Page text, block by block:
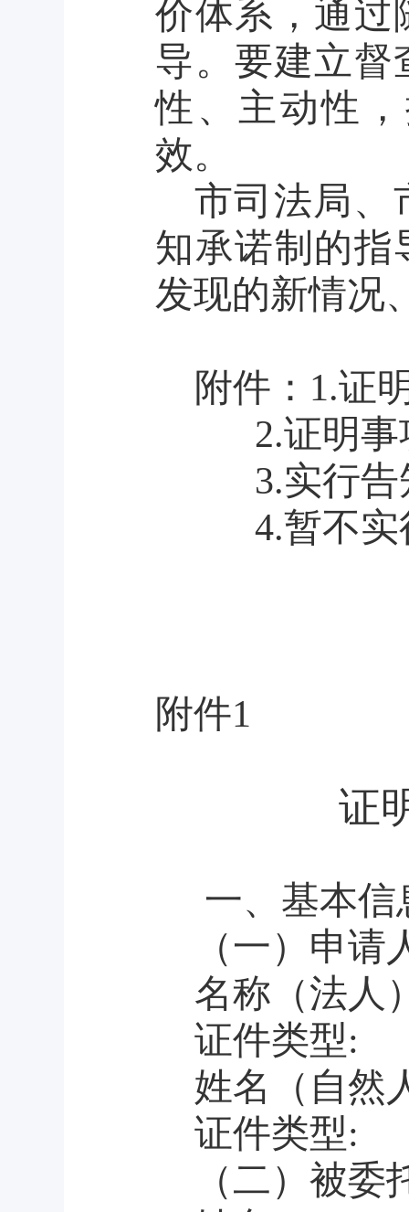
价体系，通过
导。要建立督
性、主动性
效。
市司法局、
知承诺制的指
发现的新情况
附件： 1.证
2.证明事
3.实行告
4.暂不实
附件1
证
一、基本信
（一）申请
名称（法人
证件类型:
姓名（自然
证件类型:
（二）被委